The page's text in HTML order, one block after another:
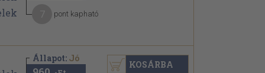
pont kapható
Állapot: Jó
KOSÁRBA